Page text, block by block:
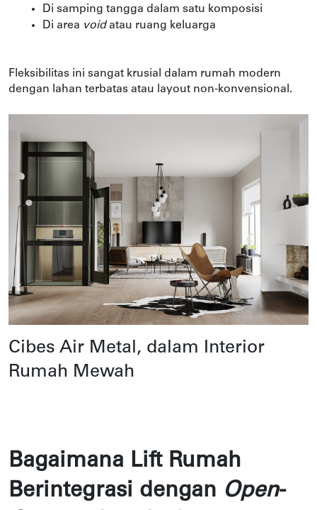
Di samping tangga dalam satu komposisi
Di area void atau ruang keluarga
Fleksibilitas ini sangat krusial dalam rumah modern
dengan lahan terbatas atau layout non-konvensional.
Cibes Air Metal, dalam Interior
Rumah Mewah
Bagaimana Lift Rumah
Berintegrasi dengan Open-